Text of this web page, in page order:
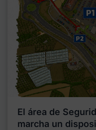
El área de
marcha un